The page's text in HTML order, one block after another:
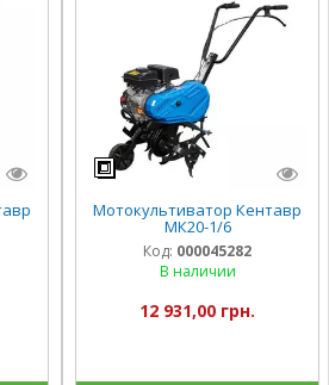
Мотокультиватор Кентавр
МК20-1/6
Код: 000045282
В наличии
12 931,00 грн.